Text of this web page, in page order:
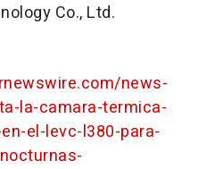
Co., Ltd.
news-
la-camara-termica-
el-levc-l380-para-